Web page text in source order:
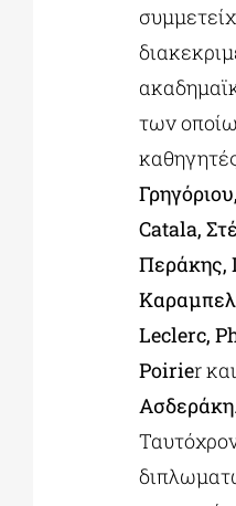
των
Catala,
Περάκης,
Leclerc,
Poirier και
Ασδεράκη.